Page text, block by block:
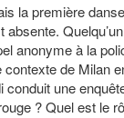
la première
anonyme à la
de Milan
une
? Quel est le